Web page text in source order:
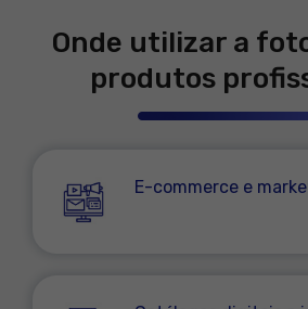
Onde utilizar a
produtos
E-commerce e